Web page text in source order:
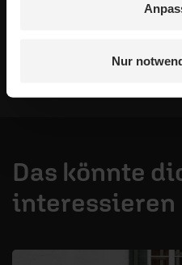
Nur
Das könnte
interessieren